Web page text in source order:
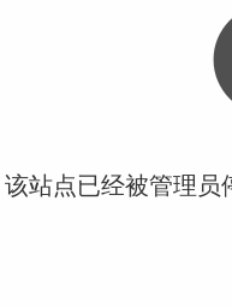
站点已经被管理